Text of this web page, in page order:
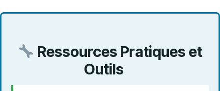
Ressources Pratiques et
Outils